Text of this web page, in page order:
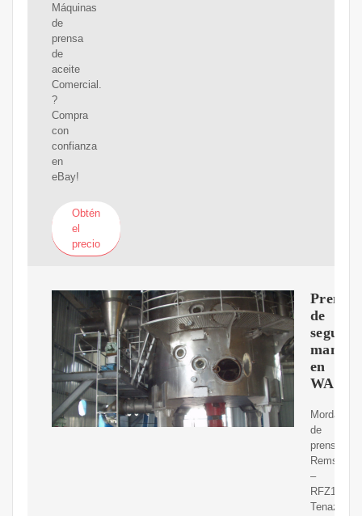
Máquinas
de
prensa
de
aceite
Comercial.
?
Compra
con
confianza
en
eBay!
Obtén
el
precio
Prensa
de
mano
en
Mordaza
de
prensa
Rems
–
RFZ18
Tenazas